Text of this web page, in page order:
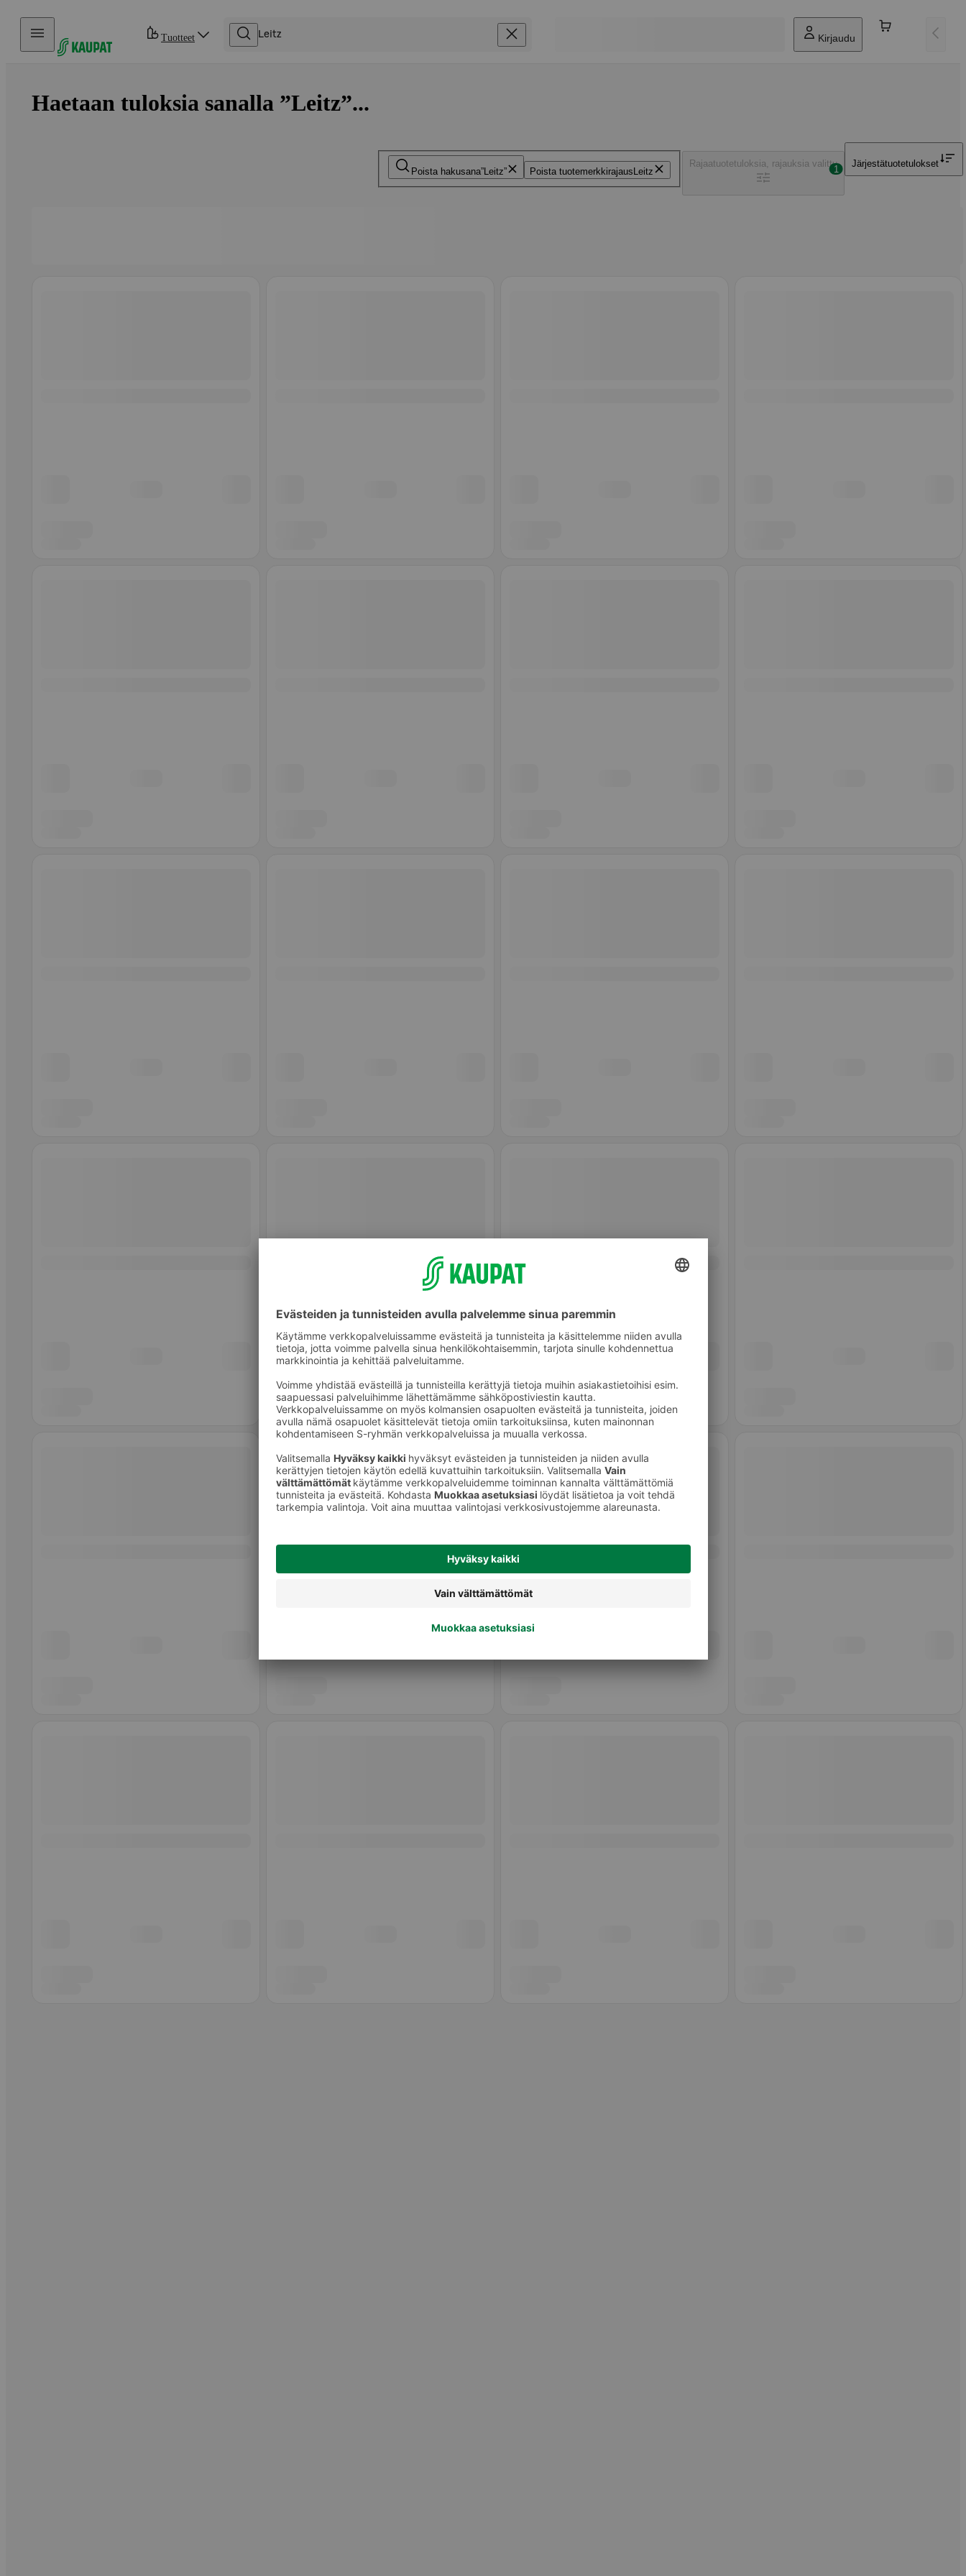
Hyppää sisältöön
Tuotteet Kirjaudu
Haetaan tuloksia sanalla ”Leitz”...
Poista hakusana Leitz Poista tuotemerkkirajaus Leitz
Rajaatuotetuloksia, rajauksia valittu
1
Järjestätuotetulokset